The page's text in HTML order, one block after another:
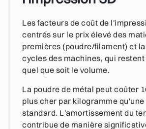
Les facteurs de coût de
centrés sur le prix élevé des
premières (poudre/filament) et
cycles des machines, qui
quel que soit le volume.
La poudre de métal peut coûter
plus cher par kilogramme
standard. L'amortissement du
contribue de manière